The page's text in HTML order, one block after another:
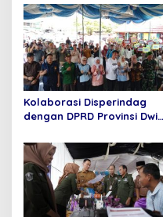
i
p
o
s
Kolaborasi Disperindag
dengan DPRD Provinsi Dwi
pasar murah,Bupati
Asgianto, S.T berikan
Apresiasi